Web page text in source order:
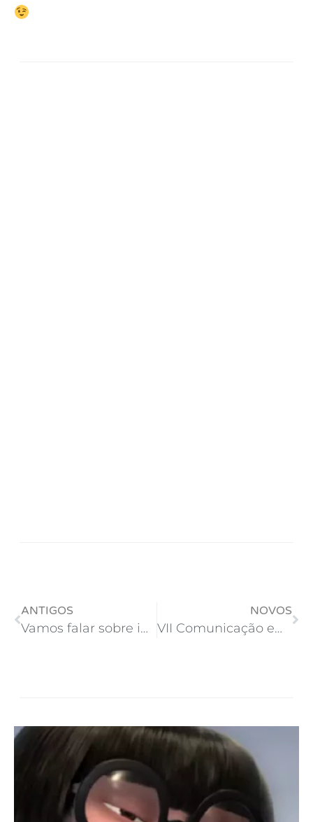
ANTIGOS
Vamos falar sobre inadimplência?
NOVOS
VII Comunicação em Foco da UNIVERSO – Eu fui!